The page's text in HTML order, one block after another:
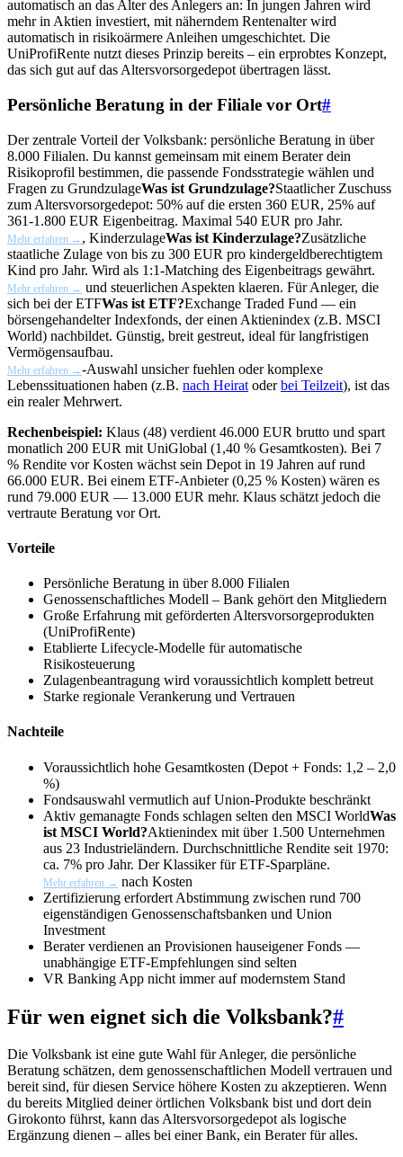
automatisch an das Alter des Anlegers an: In jungen Jahren wird
mehr in Aktien investiert, mit näherndem Rentenalter wird
automatisch in risikoärmere Anleihen umgeschichtet. Die
UniProfiRente nutzt dieses Prinzip bereits – ein erprobtes Konzept,
das sich gut auf das Altersvorsorgedepot übertragen lässt.
Persönliche Beratung in der Filiale vor Ort#
Der zentrale Vorteil der Volksbank: persönliche Beratung in über
8.000 Filialen. Du kannst gemeinsam mit einem Berater dein
Risikoprofil bestimmen, die passende Fondsstrategie wählen und
Fragen zu GrundzulageWas ist Grundzulage?Staatlicher Zuschuss
zum Altersvorsorgedepot: 50% auf die ersten 360 EUR, 25% auf
361-1.800 EUR Eigenbeitrag. Maximal 540 EUR pro Jahr.
Mehr erfahren → , KinderzulageWas ist Kinderzulage?Zusätzliche
staatliche Zulage von bis zu 300 EUR pro kindergeldberechtigtem
Kind pro Jahr. Wird als 1:1-Matching des Eigenbeitrags gewährt.
Mehr erfahren → und steuerlichen Aspekten klaeren. Für Anleger, die
sich bei derETFWas ist ETF?Exchange Traded Fund — ein
börsengehandelter Indexfonds, der einen Aktienindex (z.B. MSCI
World) nachbildet. Günstig, breit gestreut, ideal für langfristigen
Vermögensaufbau.
Mehr erfahren →-Auswahl unsicher fuehlen oder komplexe
Lebenssituationen haben (z.B. nach Heirat oderbei Teilzeit), ist das
ein realer Mehrwert.
Rechenbeispiel: Klaus (48) verdient 46.000 EUR brutto und spart
monatlich 200 EUR mit UniGlobal (1,40 % Gesamtkosten). Bei 7
% Rendite vor Kosten wächst sein Depot in 19 Jahren auf rund
66.000 EUR. Bei einem ETF-Anbieter (0,25 % Kosten) wären es
rund 79.000 EUR — 13.000 EUR mehr. Klaus schätzt jedoch die
vertraute Beratung vor Ort.
Vorteile
Persönliche Beratung in über 8.000 Filialen
Genossenschaftliches Modell – Bank gehört den Mitgliedern
Große Erfahrung mit geförderten Altersvorsorgeprodukten
(UniProfiRente)
Etablierte Lifecycle-Modelle für automatische
Risikosteuerung
Zulagenbeantragung wird voraussichtlich komplett betreut
Starke regionale Verankerung und Vertrauen
Nachteile
Voraussichtlich hohe Gesamtkosten (Depot + Fonds: 1,2 – 2,0
%)
Fondsauswahl vermutlich auf Union-Produkte beschränkt
Aktiv gemanagte Fonds schlagen selten den MSCI WorldWas
ist MSCI World?Aktienindex mit über 1.500 Unternehmen
aus 23 Industrieländern. Durchschnittliche Rendite seit 1970:
ca. 7% pro Jahr. Der Klassiker für ETF-Sparpläne.
Mehr erfahren → nach Kosten
Zertifizierung erfordert Abstimmung zwischen rund 700
eigenständigen Genossenschaftsbanken und Union
Investment
Berater verdienen an Provisionen hauseigener Fonds —
unabhängige ETF-Empfehlungen sind selten
VR Banking App nicht immer auf modernstem Stand
Für wen eignet sich die Volksbank?#
Die Volksbank ist eine gute Wahl für Anleger, die persönliche
Beratung schätzen, dem genossenschaftlichen Modell vertrauen und
bereit sind, für diesen Service höhere Kosten zu akzeptieren. Wenn
du bereits Mitglied deiner örtlichen Volksbank bist und dort dein
Girokonto führst, kann das Altersvorsorgedepot als logische
Ergänzung dienen – alles bei einer Bank, ein Berater für alles.